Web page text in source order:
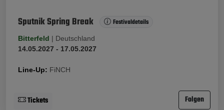
Sputnik Spring Break Festivaldetails
Bitterfeld | Deutschland
14.05.2027 - 17.05.2027
Line-Up: FiNCH
Tickets Folgen